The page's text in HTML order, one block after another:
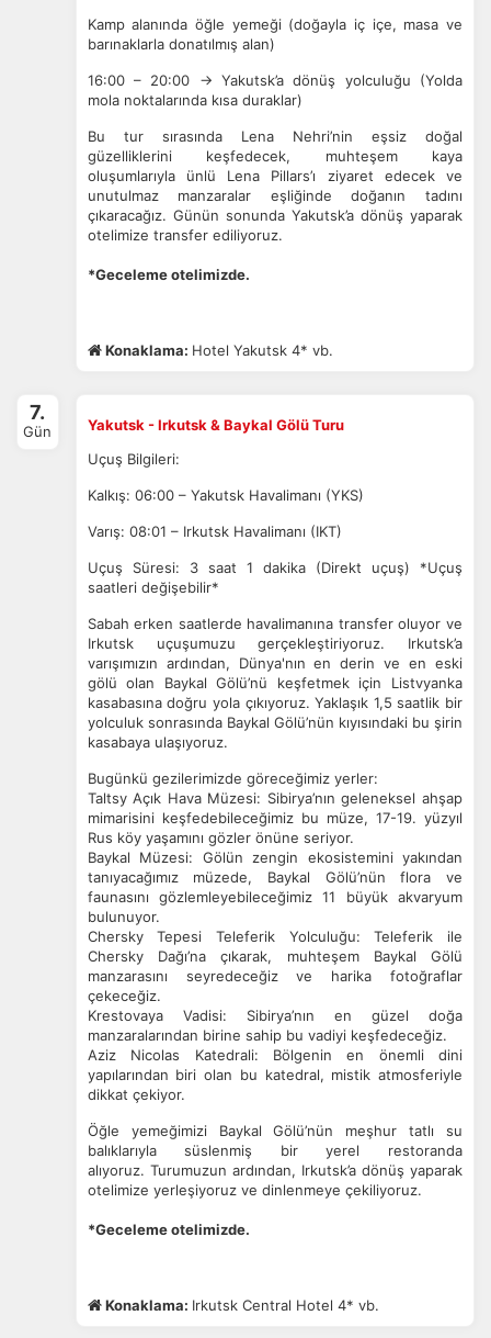
ÇEREZ KULLANIM AYARLARINIZ
Çerez tercihlerinizibelirleyin.
Daha fazla bilgi için KVKK bilgilendirmemizi ,çerez kullanım ve
gizlilik koşullarınıinceleyebilirsiniz.
Zorunlu Çerezler HER ZAMAN AKTIF
Oturum yönetimi, güvenlik ve temel site işlevleri için
devre dışı bırakılamaz.
Kamp alanında öğle yemeği (doğayla iç içe, masa ve
barınaklarla donatılmış alan)
16:00 – 20:00 → Yakutsk’a dönüş yolculuğu (Yolda
mola noktalarında kısa duraklar)
Bu tur sırasında Lena Nehri’nin eşsiz doğal
güzelliklerini keşfedecek, muhteşem kaya
oluşumlarıyla ünlü Lena Pillars’ı ziyaret edecek ve
unutulmaz manzaralar eşliğinde doğanın tadını
çıkaracağız. Günün sonunda Yakutsk’a dönüş yaparak
otelimize transfer ediliyoruz.
*Geceleme otelimizde.
Konaklama: Hotel Yakutsk 4* vb.
7.
Gün
Yakutsk - Irkutsk & Baykal Gölü Turu
Uçuş Bilgileri:
Kalkış: 06:00 – Yakutsk Havalimanı (YKS)
Varış: 08:01 – Irkutsk Havalimanı (IKT)
Uçuş Süresi: 3 saat 1 dakika (Direkt uçuş) *Uçuş
saatleri değişebilir*
Sabah erken saatlerde havalimanına transfer oluyor ve
Irkutsk uçuşumuzu gerçekleştiriyoruz. Irkutsk’a
varışımızın ardından, Dünya'nın en derin ve en eski
gölü olan Baykal Gölü’nü keşfetmek için Listvyanka
kasabasına doğru yola çıkıyoruz. Yaklaşık 1,5 saatlik bir
yolculuk sonrasında Baykal Gölü’nün kıyısındaki bu şirin
kasabaya ulaşıyoruz.
Bugünkü gezilerimizde göreceğimiz yerler:
Taltsy Açık Hava Müzesi: Sibirya’nın geleneksel ahşap
mimarisini keşfedebileceğimiz bu müze, 17-19. yüzyıl
Rus köy yaşamını gözler önüne seriyor.
Baykal Müzesi: Gölün zengin ekosistemini yakından
tanıyacağımız müzede, Baykal Gölü’nün flora ve
faunasını gözlemleyebileceğimiz 11 büyük akvaryum
bulunuyor.
Chersky Tepesi Teleferik Yolculuğu: Teleferik ile
Chersky Dağı’na çıkarak, muhteşem Baykal Gölü
manzarasını seyredeceğiz ve harika fotoğraflar
çekeceğiz.
Krestovaya Vadisi: Sibirya’nın en güzel doğa
manzaralarından birine sahip bu vadiyi keşfedeceğiz.
Aziz Nicolas Katedrali: Bölgenin en önemli dini
yapılarından biri olan bu katedral, mistik atmosferiyle
dikkat çekiyor.
Öğle yemeğimizi Baykal Gölü’nün meşhur tatlı su
balıklarıyla süslenmiş bir yerel restoranda
alıyoruz. Turumuzun ardından, Irkutsk’a dönüş yaparak
otelimize yerleşiyoruz ve dinlenmeye çekiliyoruz.
*Geceleme otelimizde.
Konaklama: Irkutsk Central Hotel 4* vb.